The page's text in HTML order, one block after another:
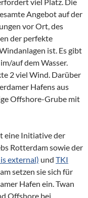
Angebot auf der
vor Ort, des
der perfekte
ist. Es gibt
auf dem Wasser.
2 viel Wind. Darüber
Hafens aus
Offshore-Grube mit
eine Initiative der
Rotterdam sowie der
external) und TKI
setzen sie sich für
Hafen ein. Twan
Offshore bei